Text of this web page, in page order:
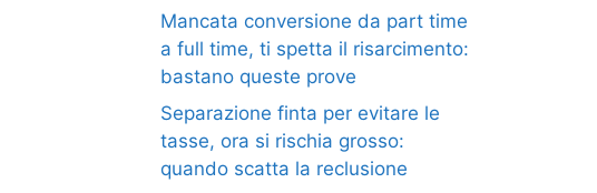
Mancata conversione da part time
a full time, ti spetta il risarcimento:
bastano queste prove
Separazione finta per evitare le
tasse, ora si rischia grosso:
quando scatta la reclusione